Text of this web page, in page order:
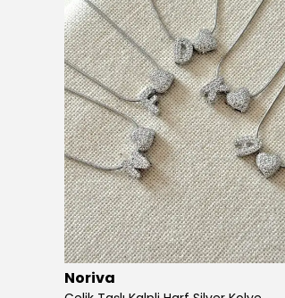
Noriva